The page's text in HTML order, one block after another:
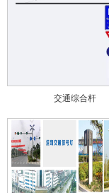
交通综合杆